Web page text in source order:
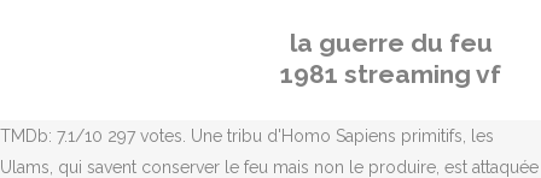
la guerre du feu
1981 streaming vf
TMDb: 7.1/10 297 votes. Une tribu d'Homo Sapiens primitifs, les
Ulams, qui savent conserver le feu mais non le produire, est attaquée